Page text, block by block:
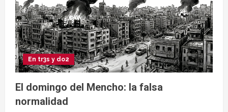
En tr3s y do2
El domingo del Mencho: la falsa
normalidad